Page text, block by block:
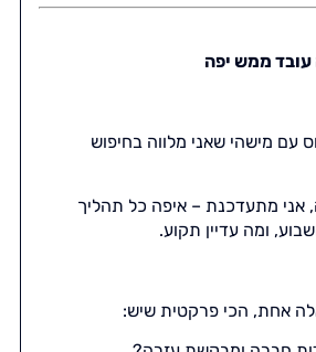
עובד ממש יפה
עם מישהי שאני מלווה בחיפוש
אני מתעדכנת – איפה כל תהליך
ומה עדיין תקוע.
אחת, הכי פרקטית שיש: